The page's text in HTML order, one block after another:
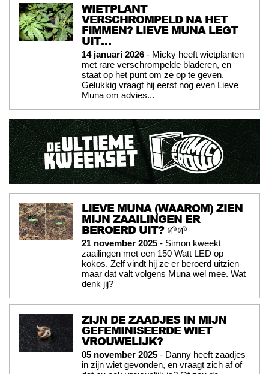
WIETPLANT
VERSCHROMPELD NA HET
FIMMEN? LIEVE MUNA LEGT
UIT…
14 januari 2026 - Micky heeft wietplanten
met rare verschrompelde bladeren, en
staat op het punt om ze op te geven.
Gelukkig vraagt hij eerst nog even Lieve
Muna om advies...
LIEVE MUNA (WAAROM) ZIEN
MIJN ZAAILINGEN ER
BEROERD UIT? 🌱🌱
21 november 2025 - Simon kweekt
zaailingen met een 150 Watt LED op
kokos. Zelf vindt hij ze er beroerd uitzien
maar dat valt volgens Muna wel mee. Wat
denk jij?
ZIJN DE ZAADJES IN MIJN
GEFEMINISEERDE WIET
VROUWELIJK?
05 november 2025 - Danny heeft zaadjes
in zijn wiet gevonden, en vraagt zich af of